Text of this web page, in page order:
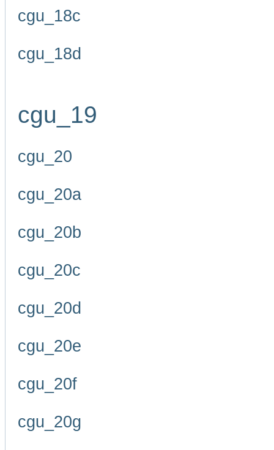
cgu_18c
cgu_18d
cgu_19
cgu_20
cgu_20a
cgu_20b
cgu_20c
cgu_20d
cgu_20e
cgu_20f
cgu_20g